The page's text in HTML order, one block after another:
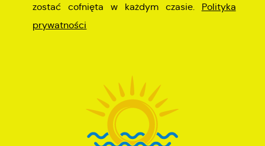
zostać cofnięta w każdym czasie. Polityka
prywatności